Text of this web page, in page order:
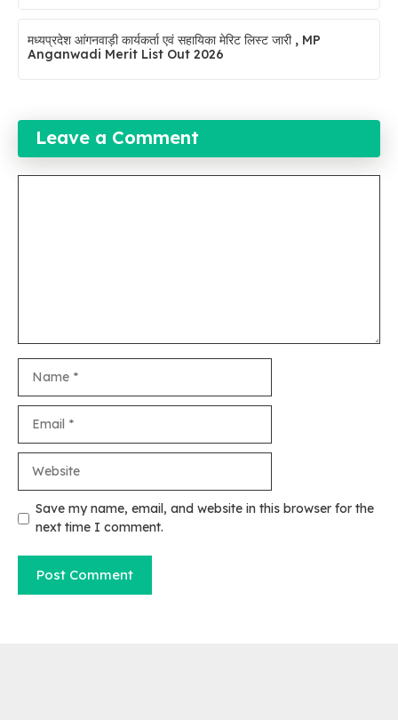
मध्यप्रदेश आंगनवाड़ी कार्यकर्ता एवं सहायिका मेरिट लिस्ट जारी , MP
Anganwadi Merit List Out 2026
Leave a Comment
Save my name, email, and website in this browser for the
next time I comment.